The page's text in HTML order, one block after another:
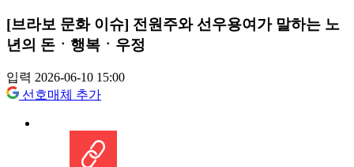
[브라보 문화 이슈] 전원주와 선우용여가 말하는 노
년의 돈ㆍ행복ㆍ우정
입력 2026-06-10 15:00
선호매체 추가